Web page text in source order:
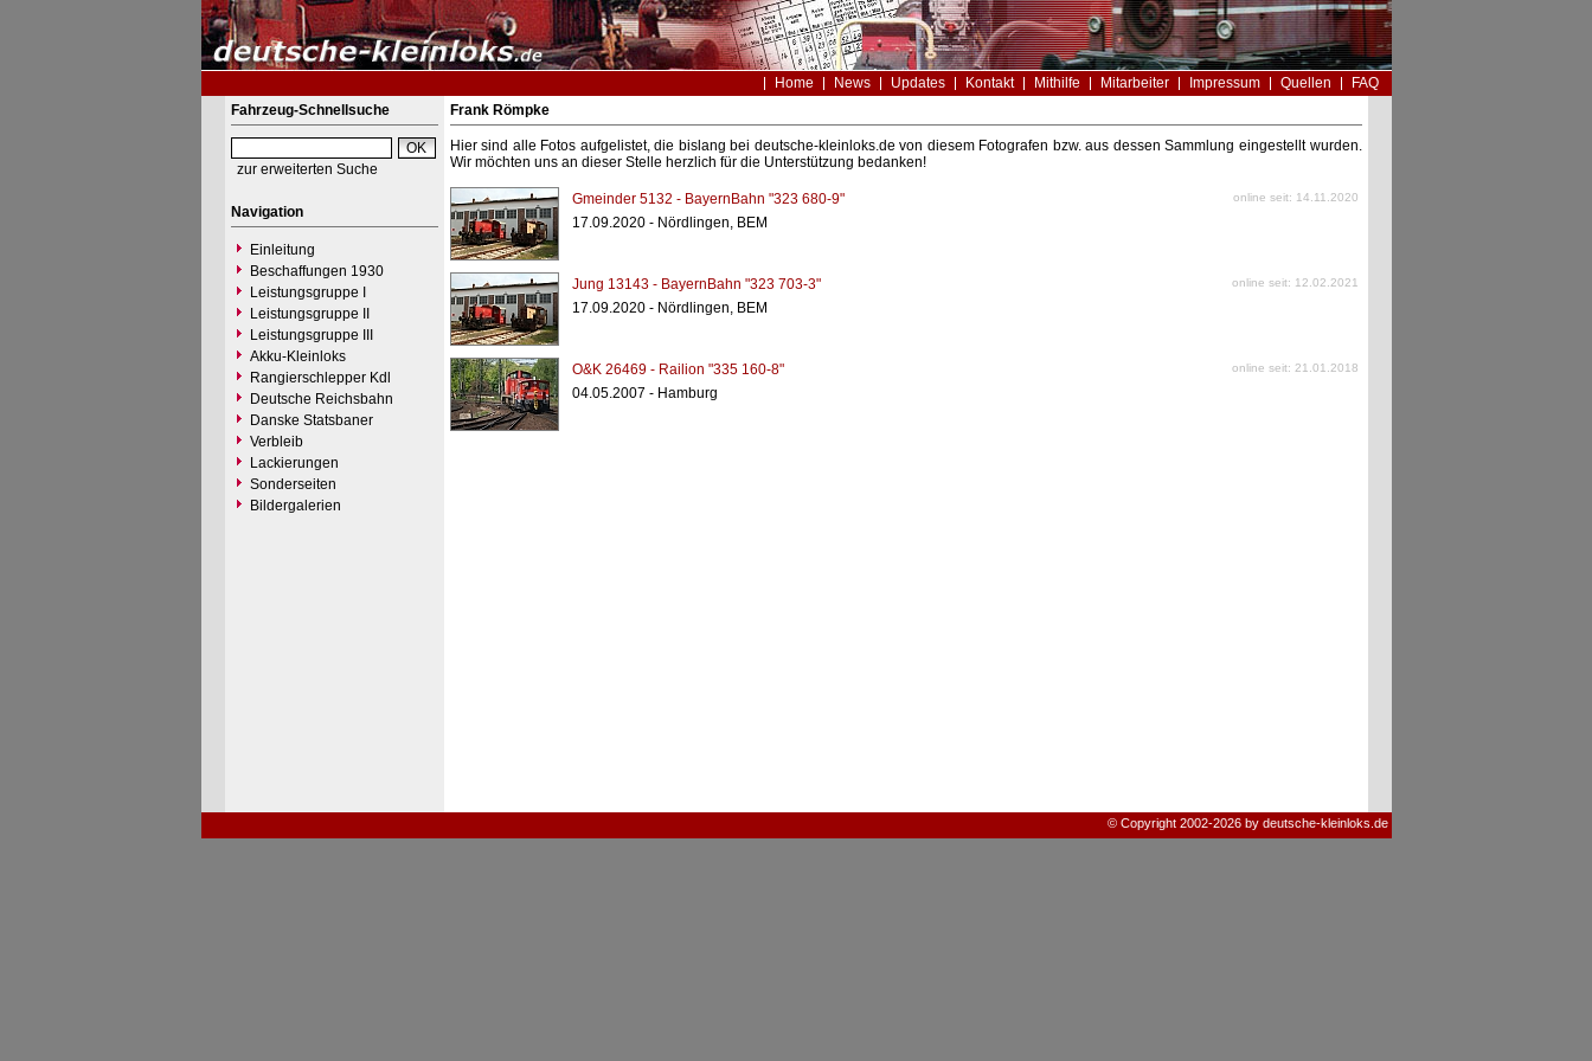
Home News Updates Kontakt Mithilfe Mitarbeiter Impressum Quellen
FAQ
Fahrzeug-Schnellsuche
zur erweiterten Suche
Navigation
Einleitung
Beschaffungen 1930
Leistungsgruppe I
Leistungsgruppe II
Leistungsgruppe III
Akku-Kleinloks
Rangierschlepper Kdl
Deutsche Reichsbahn
Danske Statsbaner
Verbleib
Lackierungen
Sonderseiten
Bildergalerien
Frank Römpke
Hier sind alle Fotos aufgelistet, die bislang bei deutsche-kleinloks.de von diesem Fotografen bzw. aus dessen Sammlung eingestellt wurden.
Wir möchten uns an dieser Stelle herzlich für die Unterstützung bedanken!
Gmeinder 5132 - BayernBahn "323 680-9" online seit: 14.11.2020
17.09.2020 - Nördlingen, BEM
Jung 13143 - BayernBahn "323 703-3" online seit: 12.02.2021
17.09.2020 - Nördlingen, BEM
O&K 26469 - Railion "335 160-8" online seit: 21.01.2018
04.05.2007 - Hamburg
© Copyright 2002-2026 by deutsche-kleinloks.de